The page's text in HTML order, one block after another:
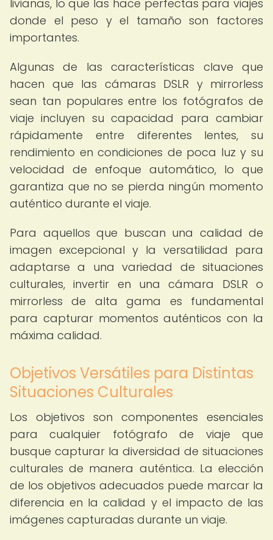
livianas, lo que las hace perfectas para viajes
donde el peso y el tamaño son factores
importantes.
Algunas de las características clave que
hacen que las cámaras DSLR y mirrorless
sean tan populares entre los fotógrafos de
viaje incluyen su capacidad para cambiar
rápidamente entre diferentes lentes, su
rendimiento en condiciones de poca luz y su
velocidad de enfoque automático, lo que
garantiza que no se pierda ningún momento
auténtico durante el viaje.
Para aquellos que buscan una calidad de
imagen excepcional y la versatilidad para
adaptarse a una variedad de situaciones
culturales, invertir en una cámara DSLR o
mirrorless de alta gama es fundamental
para capturar momentos auténticos con la
máxima calidad.
Objetivos Versátiles para Distintas
Situaciones Culturales
Los objetivos son componentes esenciales
para cualquier fotógrafo de viaje que
busque capturar la diversidad de situaciones
culturales de manera auténtica. La elección
de los objetivos adecuados puede marcar la
diferencia en la calidad y el impacto de las
imágenes capturadas durante un viaje.